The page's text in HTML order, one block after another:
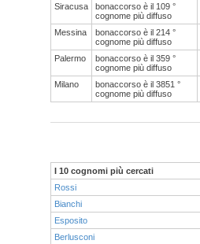
Siracusa
bonaccorso è il 109 °
cognome più diffuso
Messina
bonaccorso è il 214 °
cognome più diffuso
Palermo
bonaccorso è il 359 °
cognome più diffuso
Milano
bonaccorso è il 3851 °
cognome più diffuso
I 10 cognomi più cercati
Rossi
Bianchi
Esposito
Berlusconi